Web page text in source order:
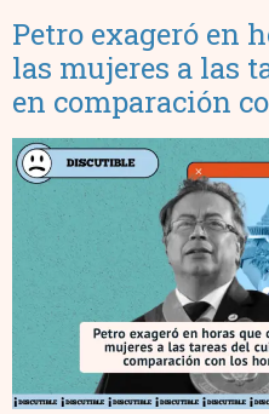
Petro exageró en
las mujeres a las
en comparación